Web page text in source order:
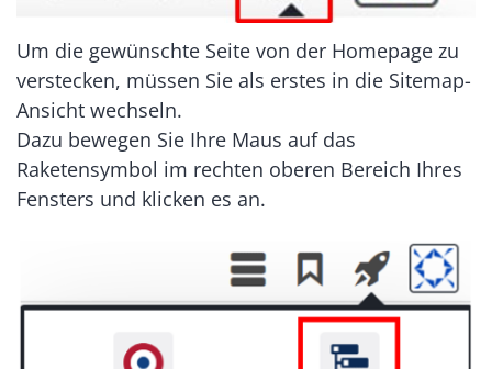
Um die gewünschte Seite von der Homepage zu
verstecken, müssen Sie als erstes in die Sitemap-
Ansicht wechseln.
Dazu bewegen Sie Ihre Maus auf das
Raketensymbol im rechten oberen Bereich Ihres
Fensters und klicken es an.